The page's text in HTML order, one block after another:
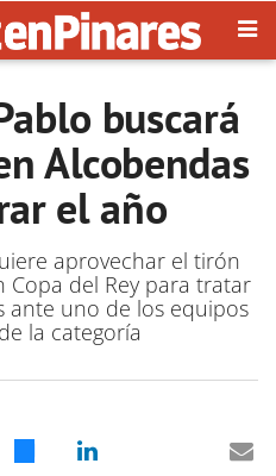
buscará
Alcobendas
el año
aprovechar el tirón
del Rey para tratar
ante uno de los equipos
la categoría